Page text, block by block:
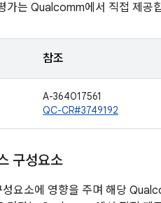
가는 Qualcomm에서 직접 제공
참조
A-364017561
QC-CR#3749192
구성요소
요소에 영향을 주며 해당